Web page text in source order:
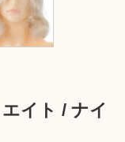
イト / ナイ